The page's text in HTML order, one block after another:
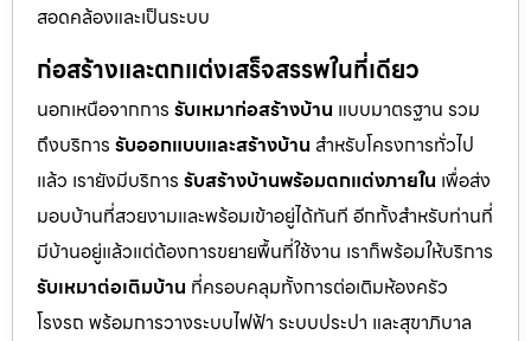
สอดคล้องและเป็นระบบ
ก่อสร้างและตกแต่งเสร็จสรรพในที่เดียว
นอกเหนือจากการ รับเหมาก่อสร้างบ้าน แบบมาตรฐาน รวม
ถึงบริการ รับออกแบบและสร้างบ้าน สำหรับโครงการทั่วไป
แล้ว เรายังมีบริการ รับสร้างบ้านพร้อมตกแต่งภายใน เพื่อส่ง
มอบบ้านที่สวยงามและพร้อมเข้าอยู่ได้ทันที อีกทั้งสำหรับท่านที่
มีบ้านอยู่แล้วแต่ต้องการขยายพื้นที่ใช้งาน เราก็พร้อมให้บริการ
รับเหมาต่อเติมบ้าน ที่ครอบคลุมทั้งการต่อเติมห้องครัว
โรงรถ พร้อมการวางระบบไฟฟ้า ระบบประปา และสุขาภิบาล